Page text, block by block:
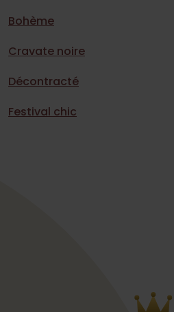
Bohème
Cravate noire
Décontracté
Festival chic